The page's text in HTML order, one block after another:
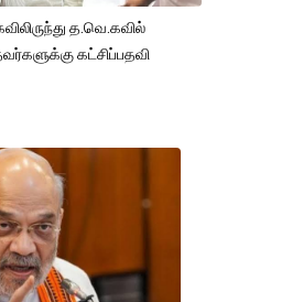
த.வெ.கவில்
கட்சிப்பதவி